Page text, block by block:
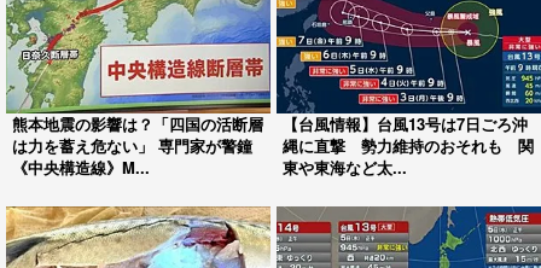
熊本地震の影響は？「四国の活断層
は力を蓄え危ない」 専門家が警鐘
《中央構造線》M...
【台風情報】台風13号は7日ごろ沖
縄に直撃 勢力維持のおそれも 関
東や東海など太...